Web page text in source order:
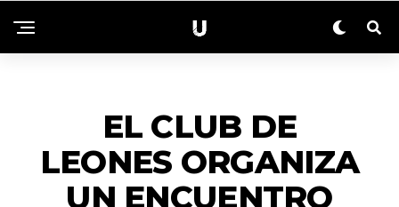
EL CLUB DE
LEONES ORGANIZA
UN ENCUENTRO